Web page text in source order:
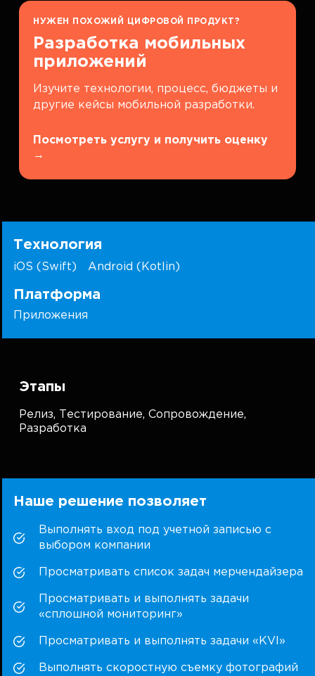
НУЖЕН ПОХОЖИЙ ЦИФРОВОЙ ПРОДУКТ?
Разработка мобильных
приложений
Изучите технологии, процесс, бюджеты и
другие кейсы мобильной разработки.
Посмотреть услугу и получить оценку
→
Технология
iOS (Swift) Android (Kotlin)
Платформа
Приложения
Этапы
Релиз, Тестирование,Сопровождение,
Разработка
Наше решение позволяет
Выполнять вход под учетной записью с
выбором компании
Просматривать список задач мерчендайзера
Просматривать и выполнять задачи
«сплошной мониторинг»
Просматривать и выполнять задачи «KVI»
Выполнять скоростную съемку фотографий